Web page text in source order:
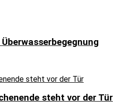
steht vor der Tür